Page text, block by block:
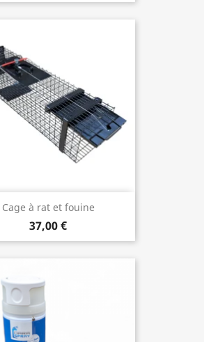
Cage à rat et fouine
37,00 €